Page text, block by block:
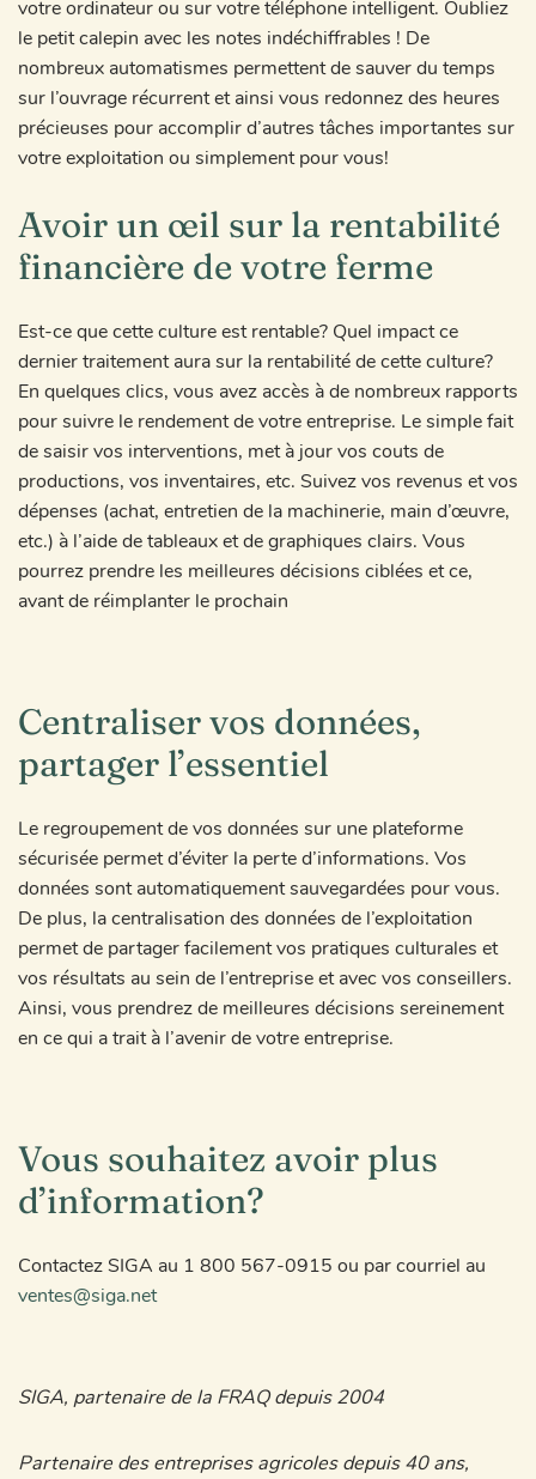
votre ordinateur ou sur votre téléphone intelligent. Oubliez
le petit calepin avec les notes indéchiffrables ! De
nombreux automatismes permettent de sauver du temps
sur l’ouvrage récurrent et ainsi vous redonnez des heures
précieuses pour accomplir d’autres tâches importantes sur
votre exploitation ou simplement pour vous!
Avoir un œil sur la rentabilité
financière de votre ferme
Est-ce que cette culture est rentable? Quel impact ce
dernier traitement aura sur la rentabilité de cette culture?
En quelques clics, vous avez accès à de nombreux rapports
pour suivre le rendement de votre entreprise. Le simple fait
de saisir vos interventions, met à jour vos couts de
productions, vos inventaires, etc. Suivez vos revenus et vos
dépenses (achat, entretien de la machinerie, main d’œuvre,
etc.) à l’aide de tableaux et de graphiques clairs. Vous
pourrez prendre les meilleures décisions ciblées et ce,
avant de réimplanter le prochain
Centraliser vos données,
partager l’essentiel
Le regroupement de vos données sur une plateforme
sécurisée permet d’éviter la perte d’informations. Vos
données sont automatiquement sauvegardées pour vous.
De plus, la centralisation des données de l’exploitation
permet de partager facilement vos pratiques culturales et
vos résultats au sein de l’entreprise et avec vos conseillers.
Ainsi, vous prendrez de meilleures décisions sereinement
en ce qui a trait à l’avenir de votre entreprise.
Vous souhaitez avoir plus
d’information?
Contactez SIGA au 1 800 567-0915 ou par courriel au
ventes@siga.net
SIGA, partenaire de la FRAQ depuis 2004
Partenaire des entreprises agricoles depuis 40 ans,